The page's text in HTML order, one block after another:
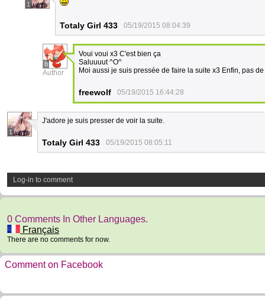
1
Totaly Girl 433 05/19/2015 08:04:39
8
Author
Voui voui x3 C'est bien ça
Saluuuut ^O^
Moi aussi je suis pressée de faire la suite x3 Enfin, pas
freewolf 05/19/2015 16:44:28
1
J'adore je suis presser de voir la suite.
Totaly Girl 433 05/19/2015 08:05:11
Log-in to comment
0 Comments In Other Languages.
Français
There are no comments for now.
Comment on Facebook